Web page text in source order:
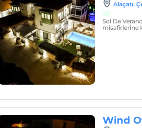
Alaçatı,
Sol De
misafirlerine
Wind